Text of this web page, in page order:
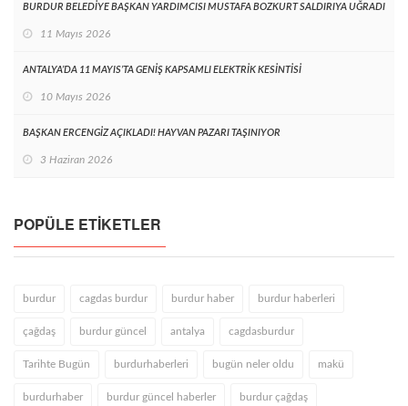
BURDUR BELEDİYE BAŞKAN YARDIMCISI MUSTAFA BOZKURT SALDIRIYA UĞRADI
11 Mayıs 2026
ANTALYA’DA 11 MAYIS’TA GENİŞ KAPSAMLI ELEKTRİK KESİNTİSİ
10 Mayıs 2026
BAŞKAN ERCENGİZ AÇIKLADI! HAYVAN PAZARI TAŞINIYOR
3 Haziran 2026
POPÜLE ETIKETLER
burdur cagdas burdur burdur haber burdur haberleri
çağdaş burdur güncel antalya cagdasburdur
Tarihte Bugün burdurhaberleri bugün neler oldu makü
burdurhaber burdur güncel haberler burdur çağdaş